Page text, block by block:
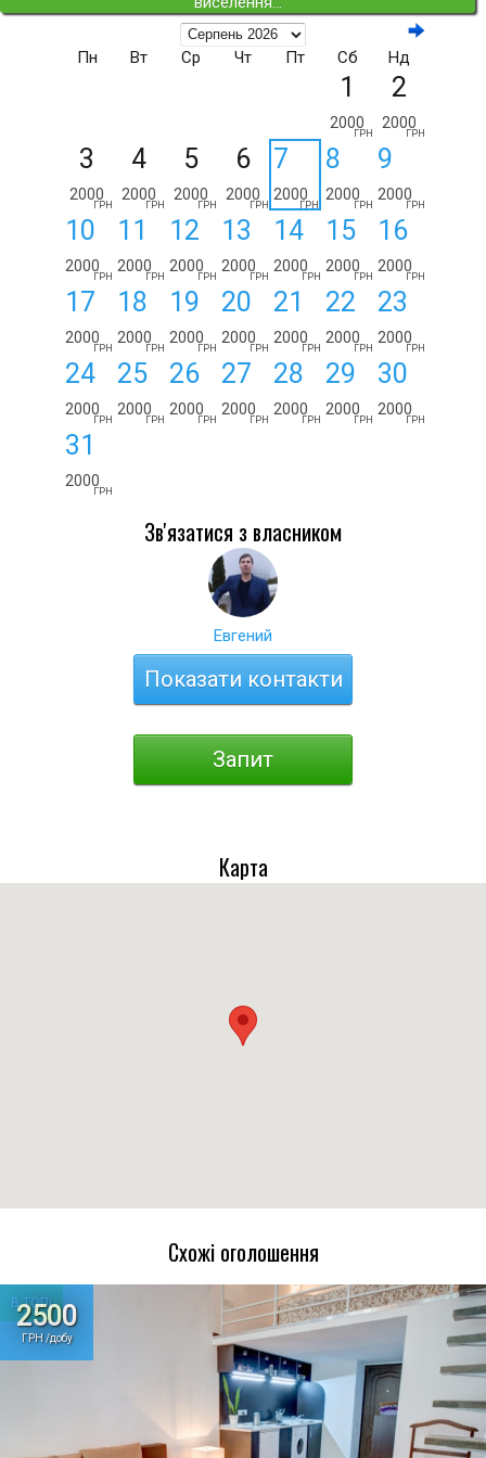
Пн Вт Ср Чт Пт Сб Нд
1
2000
ГРН
2
2000
ГРН
3
2000
ГРН
4
2000
ГРН
5
2000
ГРН
6
2000
ГРН
7
2000
ГРН
8
2000
ГРН
9
2000
ГРН
10
2000
ГРН
11
2000
ГРН
12
2000
ГРН
13
2000
ГРН
14
2000
ГРН
15
2000
ГРН
16
2000
ГРН
17
2000
ГРН
18
2000
ГРН
19
2000
ГРН
20
2000
ГРН
21
2000
ГРН
22
2000
ГРН
23
2000
ГРН
24
2000
ГРН
25
2000
ГРН
26
2000
ГРН
27
2000
ГРН
28
2000
ГРН
29
2000
ГРН
30
2000
ГРН
31
2000
ГРН
Зв'язатися з власником
Евгений
Показати контакти
Запит
Карта
Схожі оголошення
В ТОПі
2500
ГРН /добу